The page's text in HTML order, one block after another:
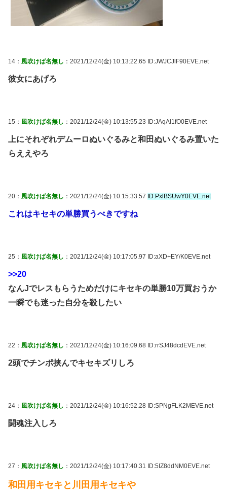
14： 風吹けば名無し ：2021/12/24(金) 10:13:22.65 ID:JWJCJlF90EVE.net
彼女にあげろ
15： 風吹けば名無し ：2021/12/24(金) 10:13:55.23 ID:JAqAl1fO0EVE.net
上にそれぞれデムーロぬいぐるみと和田ぬいぐるみ置いた
らええやろ
20： 風吹けば名無し ：2021/12/24(金) 10:15:33.57 ID:PxlBSUwY0EVE.net
これはキセキの単勝買うべきですね
25： 風吹けば名無し ：2021/12/24(金) 10:17:05.97 ID:aXD+EY/K0EVE.net
>>20
なんJでレスもらうためだけにキセキの単勝10万買おうか
一瞬でも迷った自分を殺したい
22： 風吹けば名無し ：2021/12/24(金) 10:16:09.68 ID:rrSJ48dcdEVE.net
2頭でチンポ挟んでキセキズリしろ
24： 風吹けば名無し ：2021/12/24(金) 10:16:52.28 ID:SPNgFLK2MEVE.net
闘魂注入しろ
27： 風吹けば名無し ：2021/12/24(金) 10:17:40.31 ID:5IZ8ddNM0EVE.net
和田用キセキと川田用キセキや